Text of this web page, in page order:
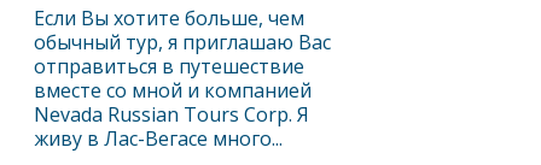
Если Вы хотите больше, чем
обычный тур, я приглашаю Вас
отправиться в путешествие
вместе со мной и компанией
Nevada Russian Tours Corp. Я
живу в Лас-Вегасе много...